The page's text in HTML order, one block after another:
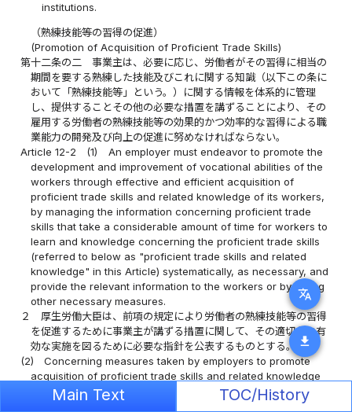
translate
download
institutions.
（熟練技能等の習得の促進）
(Promotion of Acquisition of Proficient Trade Skills)
第十二条の二
事業主は、必要に応じ、労働者がその習得に相当の
期間を要する熟練した技能及びこれに関する知識（以下この条に
おいて「熟練技能等」という。）に関する情報を体系的に管理
し、提供することその他の必要な措置を講ずることにより、その
雇用する労働者の熟練技能等の効果的かつ効率的な習得による職
業能力の開発及び向上の促進に努めなければならない。
Article 12-2
(1)
An employer must endeavor to promote the
development and improvement of vocational abilities of the
workers through effective and efficient acquisition of
proficient trade skills and related knowledge of its workers,
by managing the information concerning proficient trade
skills that take a considerable amount of time for workers to
learn and knowledge concerning the proficient trade skills
(referred to below as "proficient trade skills and related
knowledge" in this Article) systematically, as necessary, and
provide the relevant information to the workers or by taking
other necessary measures.
２
厚生労働大臣は、前項の規定により労働者の熟練技能等の習得
を促進するために事業主が講ずる措置に関して、その適切かつ有
効な実施を図るために必要な指針を公表するものとする。
(2)
Concerning measures taken by employers to promote
acquisition of proficient trade skills and related knowledge
by workers pursuant to the provisions of the preceding
paragraph, the Minister of Health, Labour and Welfare is to
Main Text TOC/History